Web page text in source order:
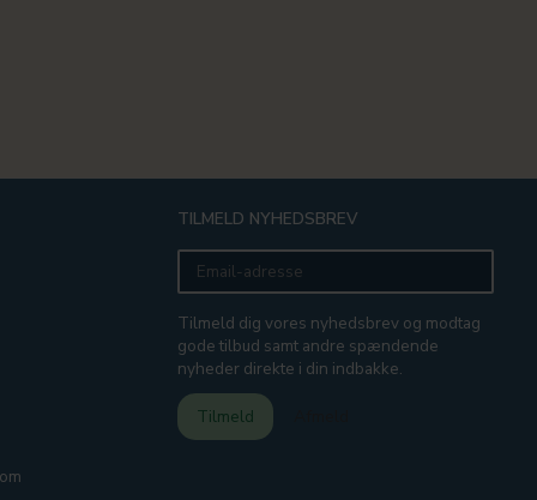
TILMELD NYHEDSBREV
Email-
adresse
Tilmeld dig vores nyhedsbrev og modtag
gode tilbud samt andre spændende
nyheder direkte i din indbakke.
Tilmeld